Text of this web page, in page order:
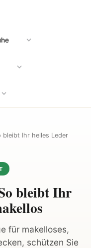
bleibt Ihr helles Leder
bleibt Ihr
für makelloses,
schützen Sie